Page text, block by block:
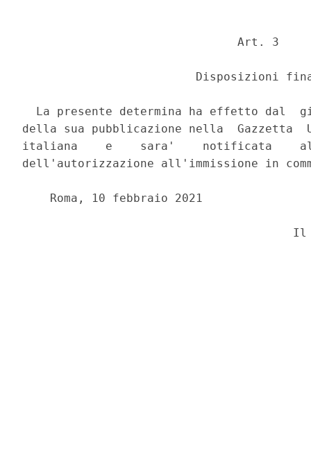
                               Art. 3
Disposizioni
La presente determina ha effetto dal
della sua pubblicazione nella  Gazzetta
italiana    e    sara'    notificata
dell'autorizzazione all'immissione in
    Roma, 10 febbraio 2021